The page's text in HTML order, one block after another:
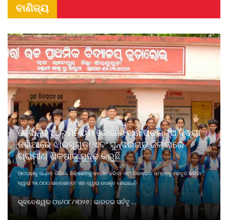
ବାଣିଜ୍ୟ
ବେଦାନ୍ତ ଆଲୁମିନିୟମ କୋଇଲା ଖଣି ପ୍ରକଳ୍ପ ବିଦ୍ୟା
ଜରିଆରେ ଝାରସୁଗୁଡ଼ା ଏବଂ ସୁନ୍ଦରଗଡ଼ ଜିଲ୍ଲାରେ
ଗ୍ରାମୀଣ ଶିକ୍ଷାକୁ ସୁଦୃଢ଼ କରୁଛି
ପାଠପଢାକୁ ଉନ୍ନତ କରିବା, ଶିକ୍ଷକଙ୍କୁ ସମର୍ଥନ କରିବା ଏବଂ ଶିକ୍ଷାଗତ ସମ୍ବଳକୁ ମଜବୁତ କରିବା
ଦ୍ୱାରା ୨୫,୦୦୦ ଛାତ୍ରଛାତ୍ରୀ ଏହା ଦ୍ୱାରା ଉପକୃତ ହୋଇଛନ୍ତି
ଭୁବନେଶ୍ୱର ୦୪/୦୮/୨୦୨୬ : ଭାରତର ସର୍ବବୃ ...